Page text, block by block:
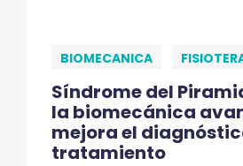
BIOMECANICA
Síndrome del
la biomecánica
mejora el
tratamiento